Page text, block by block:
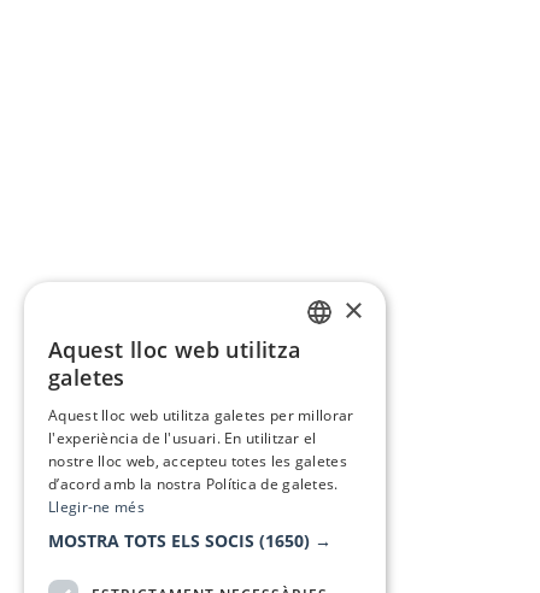
×
Aquest lloc web utilitza
galetes
Aquest lloc web utilitza galetes per millorar
l'experiència de l'usuari. En utilitzar el
nostre lloc web, accepteu totes les galetes
d’acord amb la nostra Política de galetes.
Llegir-ne més
MOSTRA TOTS ELS SOCIS (1650) →